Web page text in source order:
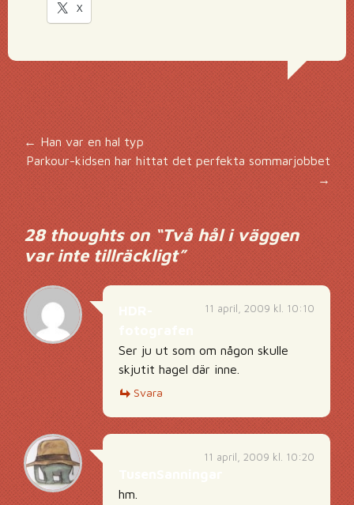
X
Inläggsnavigering
←Han var en hal typ
Parkour-kidsen har hittat det perfekta sommarjobbet
→
28 thoughts on “Två hål i väggen
var inte tillräckligt”
11 april, 2009 kl. 10:10
Ser ju ut som om någon skulle
skjutit hagel där inne.
Svara
11 april, 2009 kl. 10:20
hm.